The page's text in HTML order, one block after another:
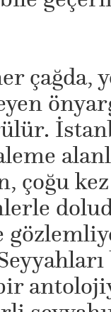
çağda,
çoğu